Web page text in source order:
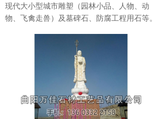
现代大小型城市雕塑（园林小品、人物、动
物、飞禽走兽）及墓碑石、防腐工程用石等。